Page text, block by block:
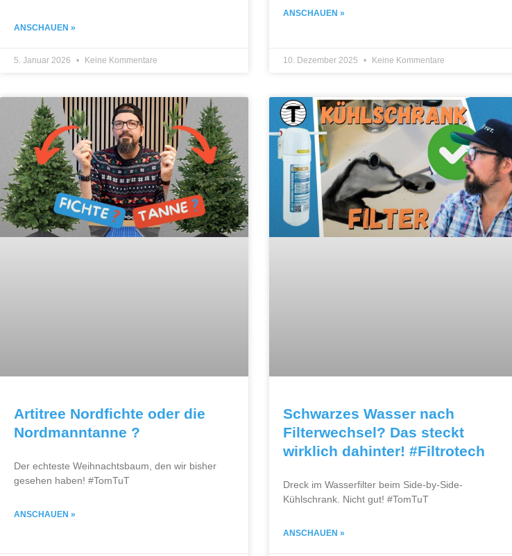
ANSCHAUEN »
5. Januar 2026 Keine Kommentare
ANSCHAUEN »
10. Dezember 2025 Keine Kommentare
Artitree Nordfichte oder die
Nordmanntanne ?
Der echteste Weihnachtsbaum, den wir bisher
gesehen haben! #TomTuT
ANSCHAUEN »
Schwarzes Wasser nach
Filterwechsel? Das steckt
wirklich dahinter! #Filtrotech
Dreck im Wasserfilter beim Side-by-Side-
Kühlschrank. Nicht gut! #TomTuT
ANSCHAUEN »